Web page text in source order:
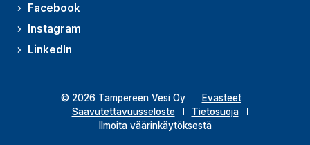
Facebook
Instagram
LinkedIn
© 2026 Tampereen Vesi Oy
Evästeet
Saavutettavuusseloste
Tietosuoja
Ilmoita väärinkäytöksestä